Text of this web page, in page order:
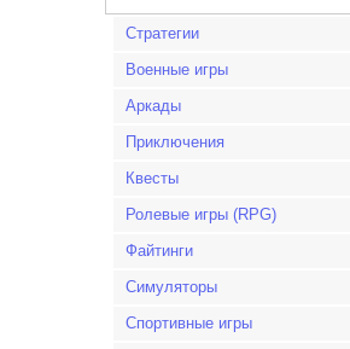
Стратегии
Военные игры
Аркады
Приключения
Квесты
Ролевые игры (RPG)
Файтинги
Симуляторы
Спортивные игры